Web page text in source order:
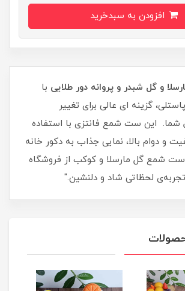
و گل شبدر و پروانه دور طلایی با
گزینه ای عالی برای تغییر
شما. این ست شمع فانتزی با استفاده
و دوام بالا، نمایی جذاب به دکور خانه
شمع گل مارسلا و کوکب از فروشگاه
لحظاتی شاد و دلنشین."